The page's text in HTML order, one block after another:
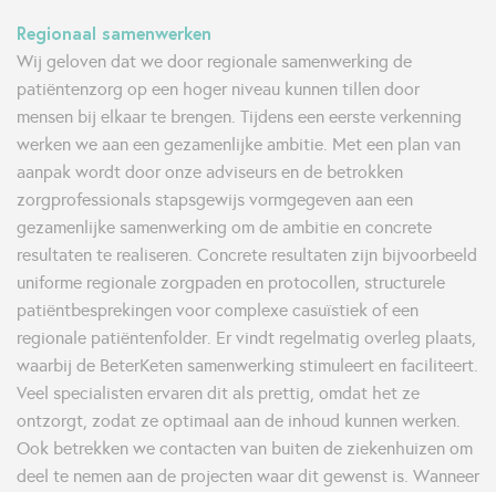
Regionaal samenwerken
Wij geloven dat we door regionale samenwerking de
patiëntenzorg op een hoger niveau kunnen tillen door
mensen bij elkaar te brengen. Tijdens een eerste verkenning
werken we aan een gezamenlijke ambitie. Met een plan van
aanpak wordt door onze adviseurs en de betrokken
zorgprofessionals stapsgewijs vormgegeven aan een
gezamenlijke samenwerking om de ambitie en concrete
resultaten te realiseren. Concrete resultaten zijn bijvoorbeeld
uniforme regionale zorgpaden en protocollen, structurele
patiëntbesprekingen voor complexe casuïstiek of een
regionale patiëntenfolder. Er vindt regelmatig overleg plaats,
waarbij de BeterKeten samenwerking stimuleert en faciliteert.
Veel specialisten ervaren dit als prettig, omdat het ze
ontzorgt, zodat ze optimaal aan de inhoud kunnen werken.
Ook betrekken we contacten van buiten de ziekenhuizen om
deel te nemen aan de projecten waar dit gewenst is. Wanneer